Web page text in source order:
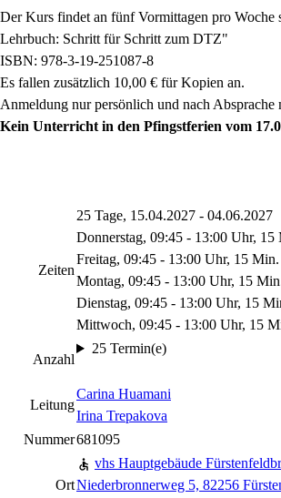
Der Kurs findet an fünf Vormittagen pro Woche
Lehrbuch: Schritt für Schritt zum DTZ"
ISBN: 978-3-19-251087-8
Es fallen zusätzlich 10,00 € für Kopien an.
Anmeldung nur persönlich und nach Absprache
Kein Unterricht in den Pfingstferien vom
Zeiten
25 Tage, 15.04.2027 - 04.06.2027
Donnerstag, 09:45 - 13:00 Uhr, 15
Freitag, 09:45 - 13:00 Uhr, 15 Min.
Montag, 09:45 - 13:00 Uhr, 15
Dienstag, 09:45 - 13:00 Uhr, 15
Mittwoch, 09:45 - 13:00 Uhr, 15
Anzahl
25 Termin(e)
Leitung
Carina Huamani
Irina Trepakova
Nummer681095
Ort
vhs Hauptgebäude
Niederbronnerweg 5, 82256